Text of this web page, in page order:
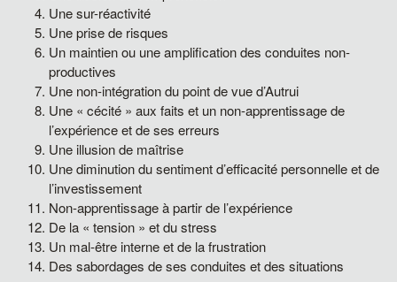
Une sur-réactivité
Une prise de risques
Un maintien ou une amplification des conduites non-
productives
Une non-intégration du point de vue d’Autrui
Une « cécité » aux faits et un non-apprentissage de
l’expérience et de ses erreurs
Une illusion de maîtrise
Une diminution du sentiment d’efficacité personnelle et de
l’investissement
Non-apprentissage à partir de l’expérience
De la « tension » et du stress
Un mal-être interne et de la frustration
Des sabordages de ses conduites et des situations